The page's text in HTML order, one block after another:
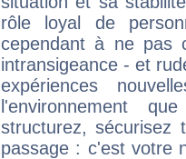
rôle loyal de
cependant à ne pas
intransigeance - et
expériences
l'environnement
structurez, sécurisez
passage : c'est votre